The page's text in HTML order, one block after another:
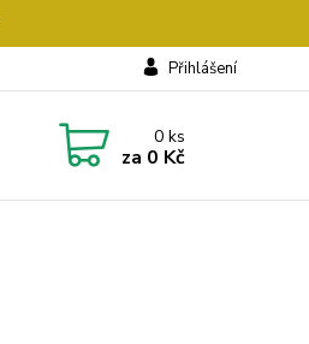
Přihlášení
0ks
za 0 Kč